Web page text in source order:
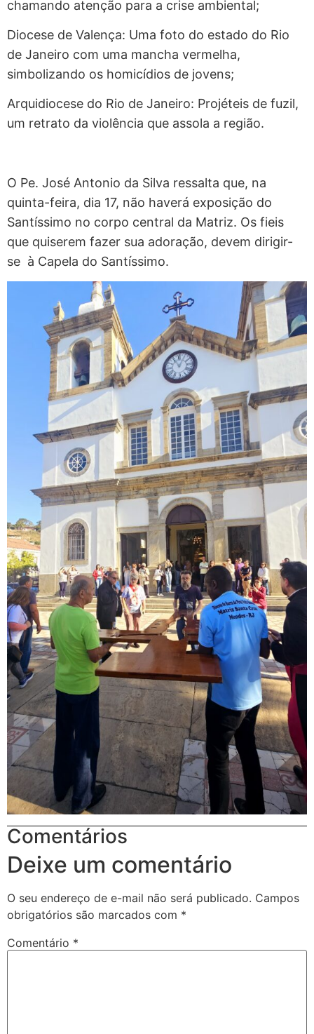
chamando atenção para a crise ambiental;
Diocese de Valença: Uma foto do estado do Rio
de Janeiro com uma mancha vermelha,
simbolizando os homicídios de jovens;
Arquidiocese do Rio de Janeiro: Projéteis de fuzil,
um retrato da violência que assola a região.
O Pe. José Antonio da Silva ressalta que, na
quinta-feira, dia 17, não haverá exposição do
Santíssimo no corpo central da Matriz. Os fieis
que quiserem fazer sua adoração, devem dirigir-
se à Capela do Santíssimo.
Comentários
Deixe um comentário
O seu endereço de e-mail não será publicado. Campos
obrigatórios são marcados com *
Comentário *